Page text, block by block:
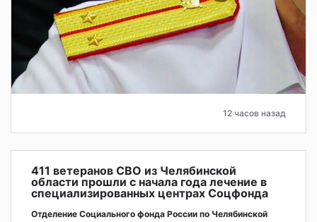
12 часов назад
411 ветеранов СВО из Челябинской
области прошли с начала года лечение в
специализированных центрах Соцфонда
Отделение Социального фонда России по Челябинской